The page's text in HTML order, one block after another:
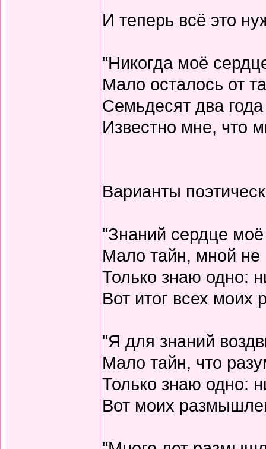
И теперь всё это
"Никогда моё
Мало осталось от
Семьдесят два
Известно мне, что
Варианты
"Знаний сердце
Мало тайн, мной не
Только знаю одно:
Вот итог всех моих
"Я для знаний
Мало тайн, что
Только знаю одно:
Вот моих